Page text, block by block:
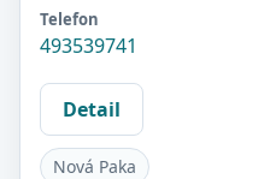
Telefon
493539741
Detail
Nová Paka